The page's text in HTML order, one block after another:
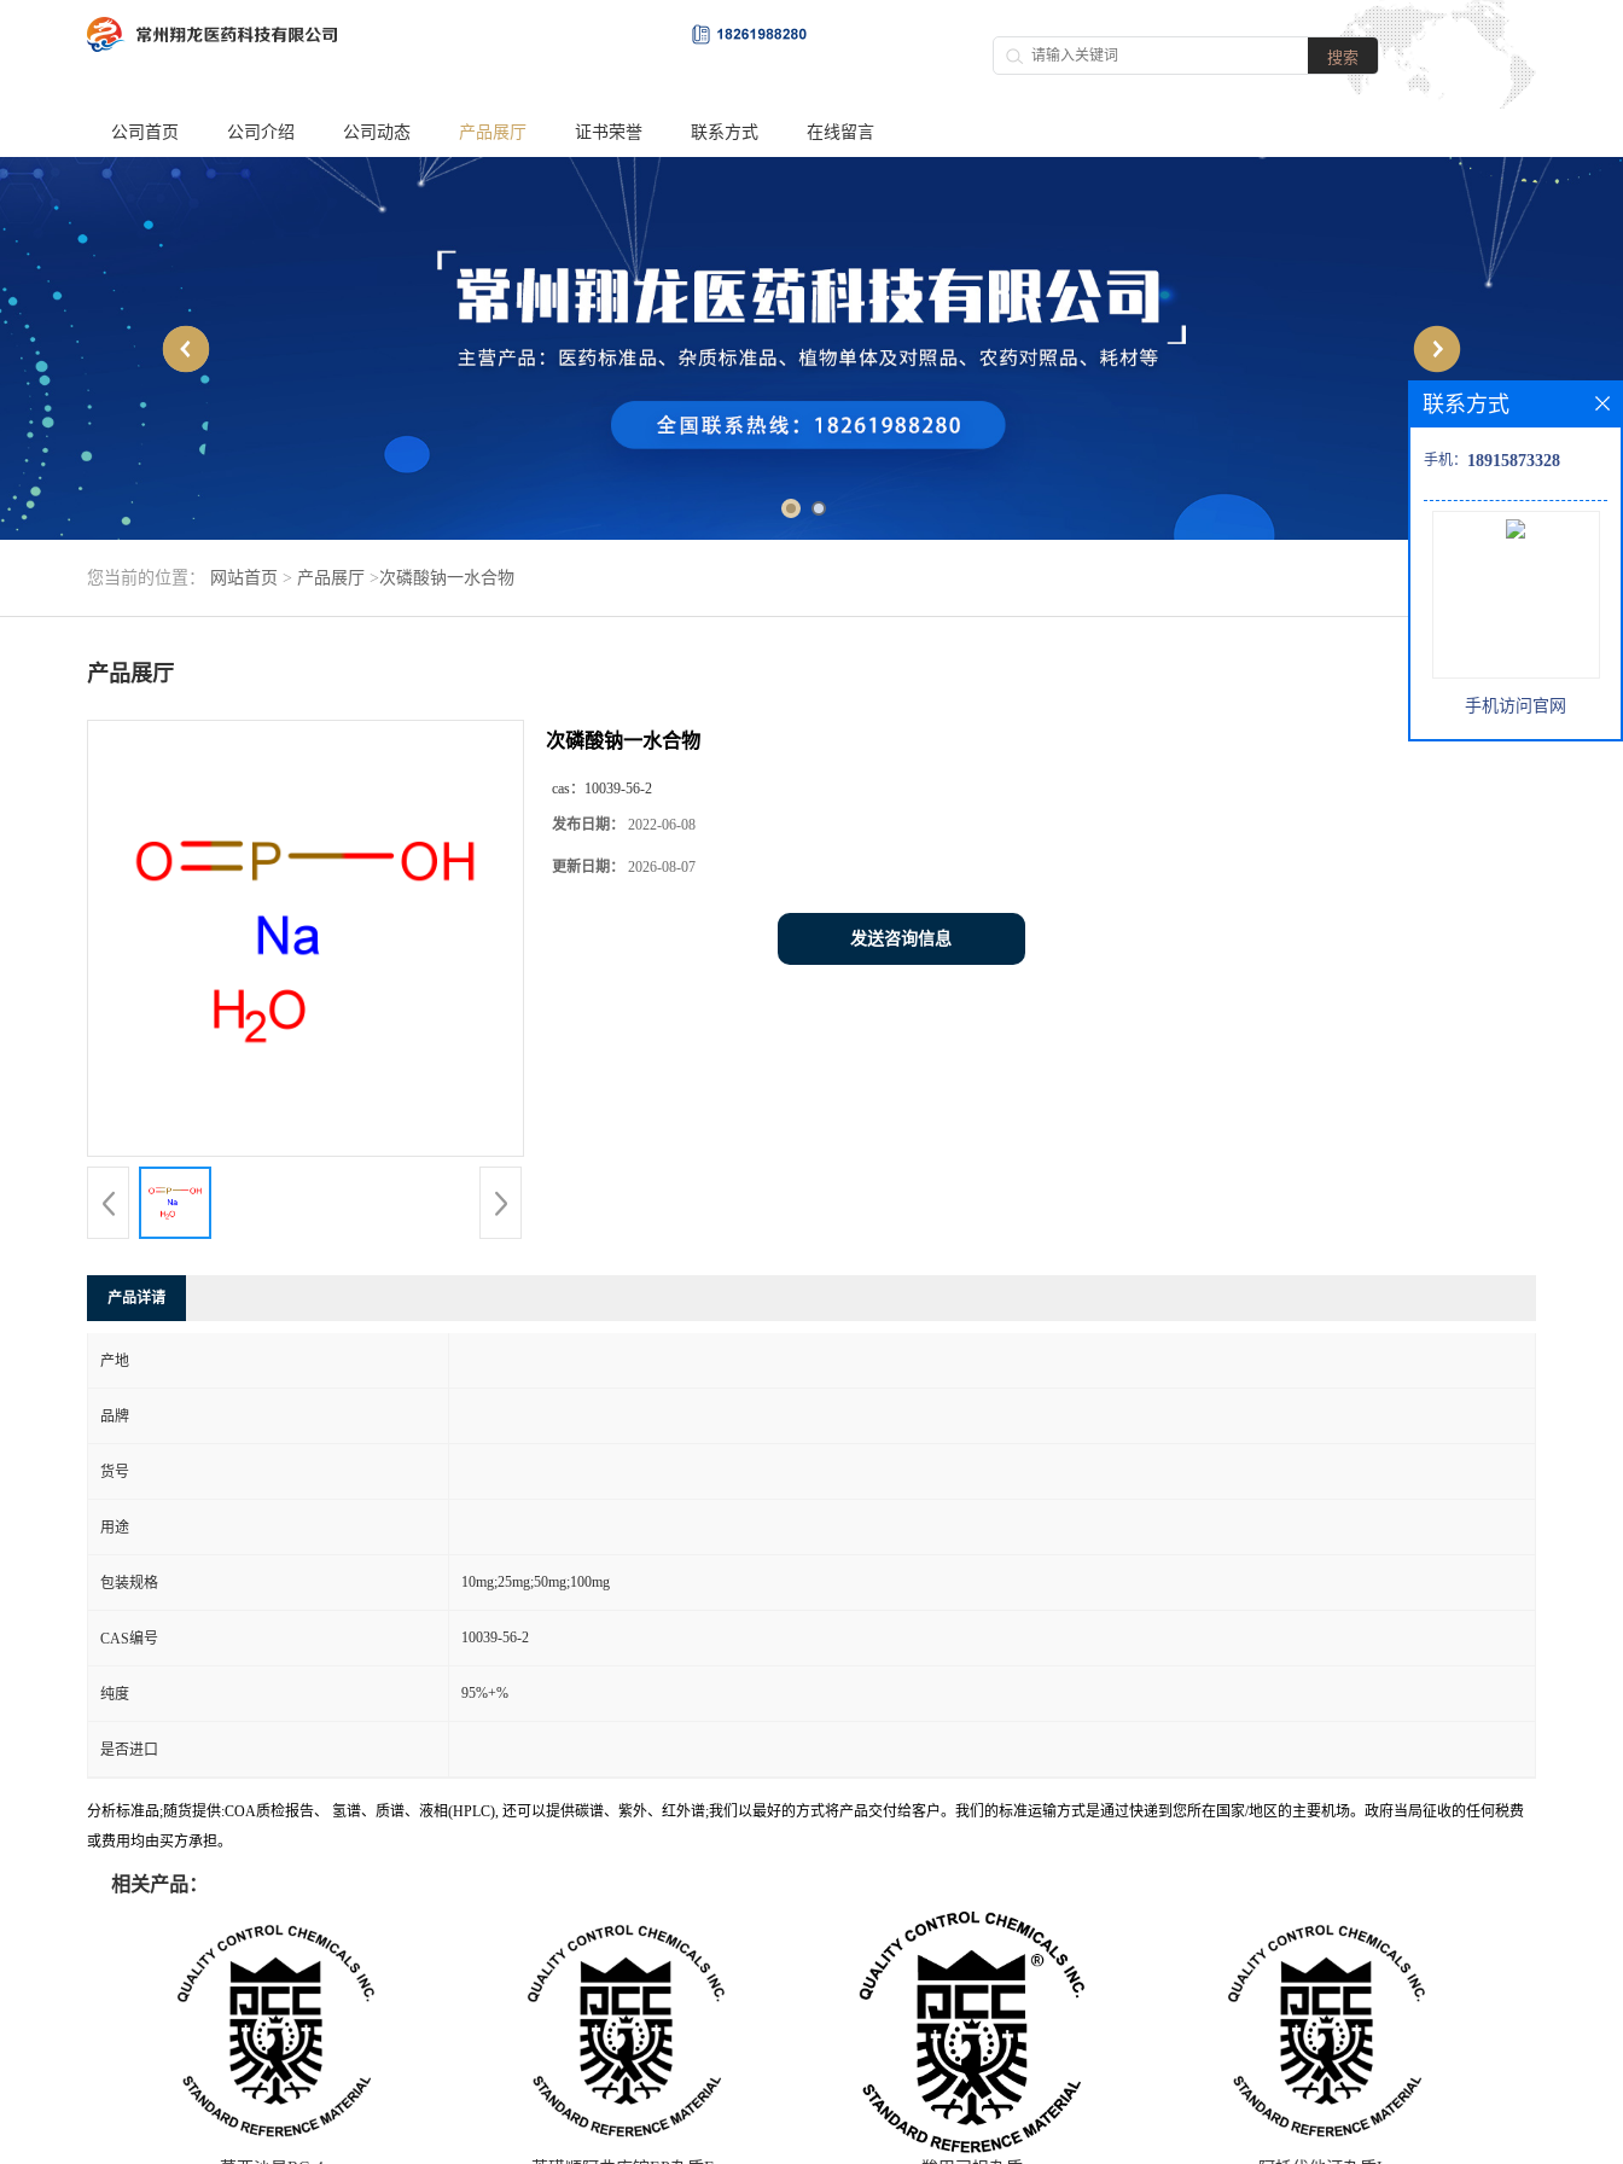
公司首页 公司介绍 公司动态 产品展厅 证书荣誉 联系方式 在线留言
您当前的位置： 网站首页 > 产品展厅 >次磷酸钠一水合物
产品展厅
次磷酸钠一水合物
cas： 10039-56-2
发布日期： 2022-06-08
更新日期： 2026-08-07
发送咨询信息
产品详请
产地
品牌
货号
用途
包装规格 10mg;25mg;50mg;100mg
CAS编号 10039-56-2
纯度 95%+%
是否进口
分析标准品;随货提供:COA质检报告、 氢谱、质谱、液相(HPLC), 还可以提供碳谱、紫外、红外谱;我们以最好的方式将产品交付给客户。我们的标准运输方式是通过快递到您所在国家/地区的主要机场。政府当局征收的任何税费
或费用均由买方承担。
相关产品：
联系方式
手机： 18915873328
手机访问官网